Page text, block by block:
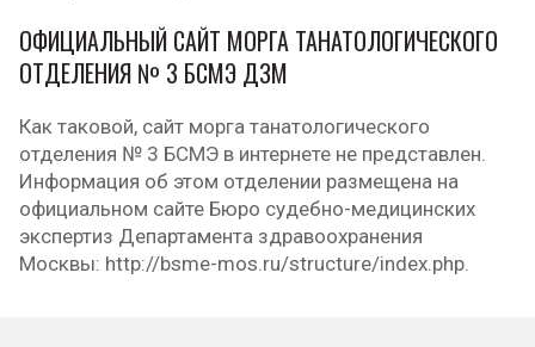
ОФИЦИАЛЬНЫЙ САЙТ МОРГА ТАНАТОЛОГИЧЕСКОГО
ОТДЕЛЕНИЯ № 3 БСМЭ ДЗМ
Как таковой, сайт морга танатологического
отделения № 3 БСМЭ в интернете не представлен.
Информация об этом отделении размещена на
официальном сайте Бюро судебно-медицинских
экспертиз Департамента здравоохранения
Москвы: http://bsme-mos.ru/structure/index.php.